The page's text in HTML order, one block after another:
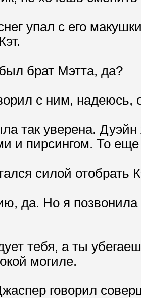
упал с его
брат Мэтта, да?
с ним, надеюсь,
так уверена. Дуэйн
и пирсингом. То
силой отобрать
да. Но я позвонила
тебя, а ты
могиле.
говорил